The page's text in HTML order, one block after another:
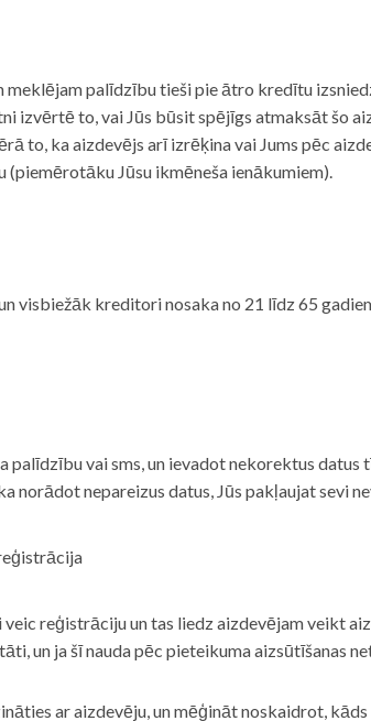
meklējam palīdzību tieši pie ātro kredītu
to, vai Jūs būsit spējīgs atmaksāt šo
to, ka aizdevējs arī izrēķina vai Jums pēc
(piemērotāku Jūsu ikmēneša ienākumiem).
visbiežāk kreditori nosaka no 21 līdz 65
palīdzību vai sms, un ievadot nekorektus
norādot nepareizus datus, Jūs pakļaujat sevi
reģistrāciju un tas liedz aizdevējam veikt
un ja šī nauda pēc pieteikuma aizsūtīšanas
ar aizdevēju, un mēģināt noskaidrot,